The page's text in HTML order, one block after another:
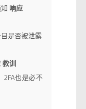
响应
是否被泄露
教训
也是必不